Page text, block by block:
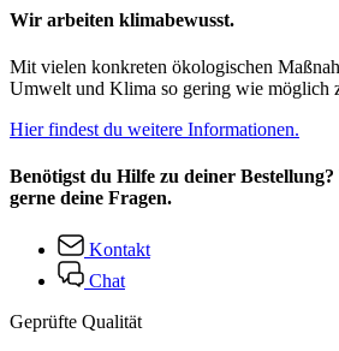
Wir arbeiten klimabewusst.
Mit vielen konkreten ökologischen
Umwelt und Klima so gering wie möglich
Hier findest du weitere Informationen.
Benötigst du Hilfe zu deiner
gerne deine Fragen.
Kontakt
Chat
Geprüfte Qualität